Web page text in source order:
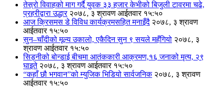
तेस्रो विवाहको माग गर्दै युवक ३३ हजार केभीको बिजुली टावरमा चढे,
प्रहरीद्वारा उद्धार २०७८, ३ श्रावण आईतवार १५:५०
आज क्रिसमस डे विविध कार्यक्रमसहित मनाइँदै २०७८, ३ श्रावण
आईतवार १५:५०
सुन–चाँदीको मूल्य उकालो, एकैदिन सुन ९ सयले महँगियो २०७८, ३
श्रावण आईतवार १५:५०
सिड्नीको बोन्डाई बीचमा आतंककारी आक्रमण,१६ जनाको मृत्य, २९
घाइते २०७८, ३ श्रावण आईतवार १५:५०
“कहाँ छौ भगवान”को म्युजिक भिडियो सार्वजनिक २०७८, ३ श्रावण
आईतवार १५:५०